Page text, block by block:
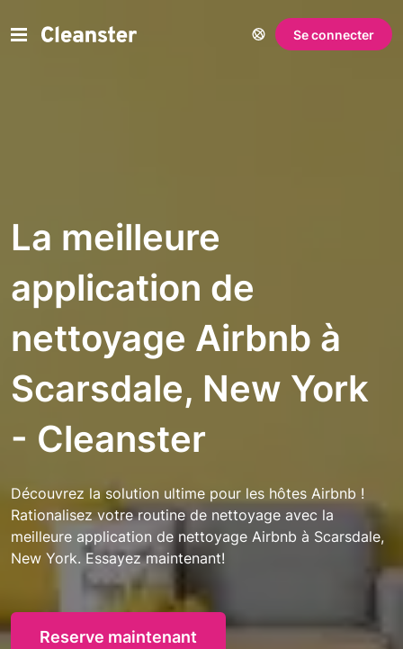
Se connecter
La meilleure
application de
nettoyage Airbnb à
Scarsdale, New York
- Cleanster
Découvrez la solution ultime pour les hôtes Airbnb !
Rationalisez votre routine de nettoyage avec la
meilleure application de nettoyage Airbnb à Scarsdale,
New York. Essayez maintenant!
Reserve maintenant